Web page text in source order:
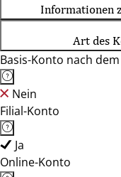
Informationen
Art des
Basis-Konto nach dem
Nein
Filial-Konto
Ja
Online-Konto